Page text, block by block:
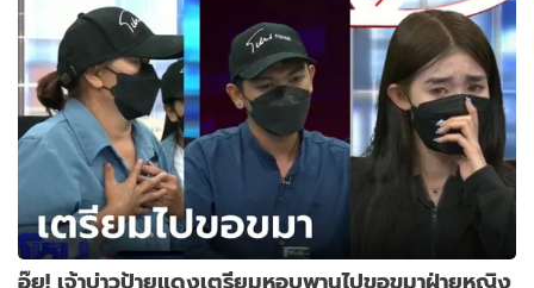
อุ๊ย! เจ้าบ่าวป้ายแดงเตรียมหอบพานไปขอขมาฝ่ายหญิง